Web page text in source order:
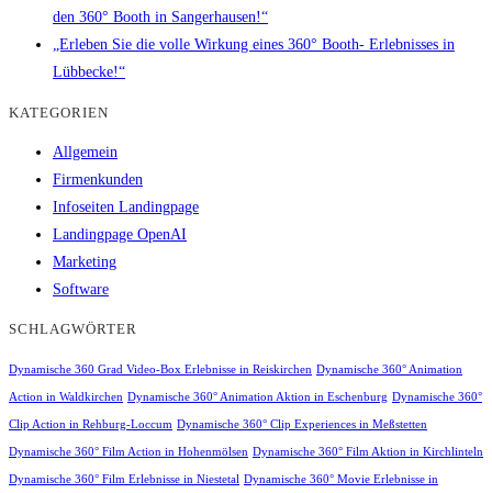
den 360° Booth in Sangerhausen!“
„Erleben Sie die volle Wirkung eines 360° Booth- Erlebnisses in
Lübbecke!“
KATEGORIEN
Allgemein
Firmenkunden
Infoseiten Landingpage
Landingpage OpenAI
Marketing
Software
SCHLAGWÖRTER
Dynamische 360 Grad Video-Box Erlebnisse in Reiskirchen Dynamische 360° Animation
Action in Waldkirchen Dynamische 360° Animation Aktion in Eschenburg Dynamische 360°
Clip Action in Rehburg-Loccum Dynamische 360° Clip Experiences in Meßstetten
Dynamische 360° Film Action in Hohenmölsen Dynamische 360° Film Aktion in Kirchlinteln
Dynamische 360° Film Erlebnisse in Niestetal Dynamische 360° Movie Erlebnisse in